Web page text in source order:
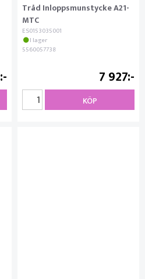
Tråd Inloppsmunstycke A21-
MTC
ES0153035001
I lager
5560057738
7 927
KÖP